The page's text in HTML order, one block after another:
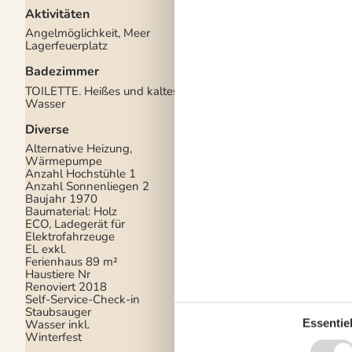
Aktivitäten
Angelmöglichkeit, Meer
Lagerfeuerplatz
Badezimmer
TOILETTE. Heißes und kaltes
Wasser
Diverse
Alternative Heizung,
Wärmepumpe
Anzahl Hochstühle 1
Anzahl Sonnenliegen 2
Baujahr 1970
Baumaterial: Holz
ECO, Ladegerät für
Elektrofahrzeuge
EL exkl.
Ferienhaus 89 m²
Haustiere Nr
Renoviert 2018
Self-Service-Check-in
Staubsauger
Wasser inkl.
Winterfest
Internet (drahtlos)